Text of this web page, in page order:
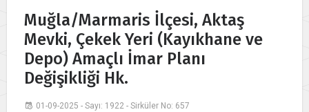
Muğla/Marmaris İlçesi, Aktaş
Mevki, Çekek Yeri (Kayıkhane ve
Depo) Amaçlı İmar Planı
Değişikliği Hk.
01-09-2025 - Sayı: 1922 - Sirküler No: 657